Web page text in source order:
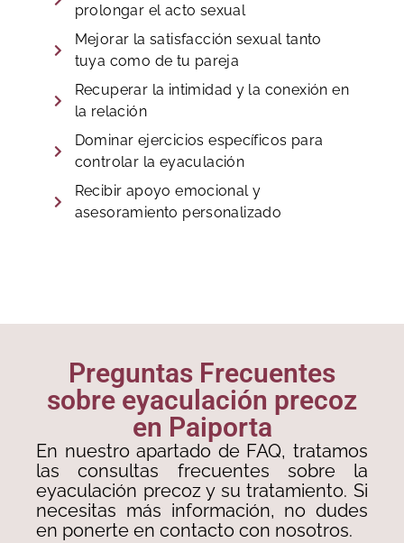
prolongar el acto sexual
Mejorar la satisfacción sexual tanto
tuya como de tu pareja
Recuperar la intimidad y la conexión en
la relación
Dominar ejercicios específicos para
controlar la eyaculación
Recibir apoyo emocional y
asesoramiento personalizado
Preguntas Frecuentes
sobre eyaculación precoz
en Paiporta
En nuestro apartado de FAQ, tratamos
las consultas frecuentes sobre la
eyaculación precoz y su tratamiento. Si
necesitas más información, no dudes
en ponerte en contacto con nosotros.